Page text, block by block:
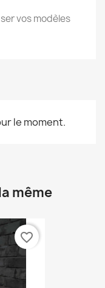
vos modèles
le moment.
même
favorite_border